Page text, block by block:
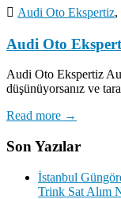
Audi Oto Ekspertiz,
Audi Oto
Audi Oto Ekspertiz
düşünüyorsanız ve
Read more →
Son Yazılar
İstanbul
Trink Sat Alım